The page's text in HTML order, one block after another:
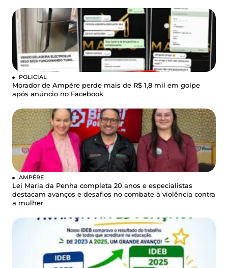
POLICIAL
Morador de Ampére perde mais de R$ 1,8 mil em golpe
após anúncio no Facebook
AMPÉRE
Lei Maria da Penha completa 20 anos e especialistas
destacam avanços e desafios no combate à violência contra
a mulher